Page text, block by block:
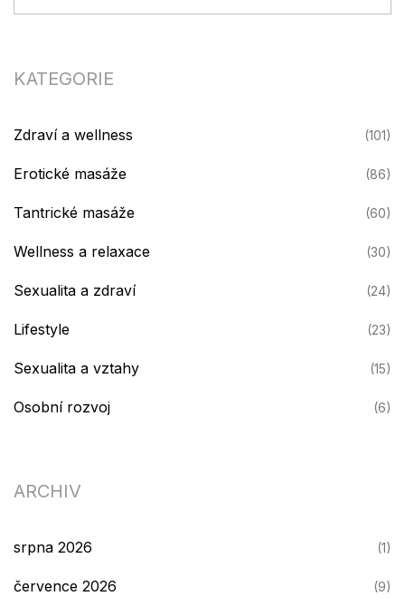
KATEGORIE
Zdraví a wellness (101)
Erotické masáže (86)
Tantrické masáže (60)
Wellness a relaxace (30)
Sexualita a zdraví (24)
Lifestyle (23)
Sexualita a vztahy (15)
Osobní rozvoj (6)
ARCHIV
srpna 2026 (1)
července 2026 (9)